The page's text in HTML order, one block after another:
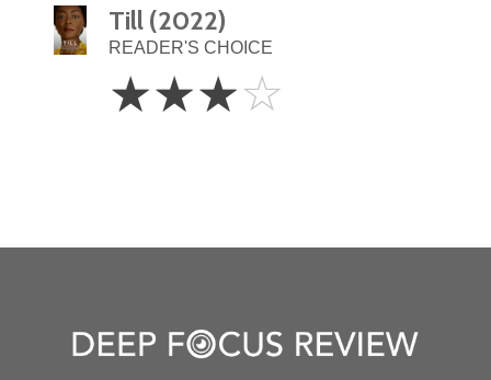
Till (2022)
READER'S CHOICE
Stars
☆☆☆☆